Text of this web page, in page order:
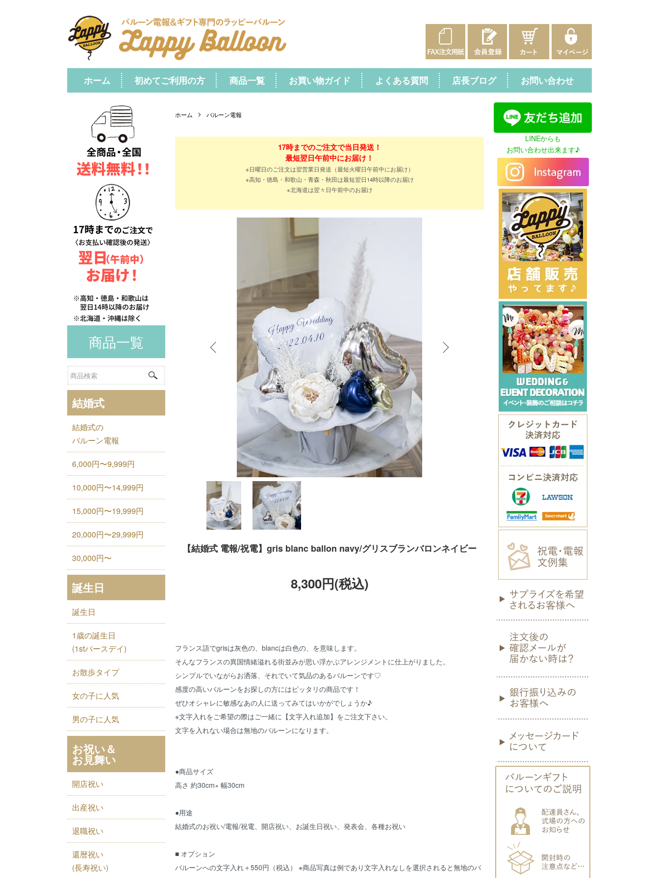
ホーム 初めてご利用の方 商品一覧 お買い物ガイド よくある質問 店長ブログ お問い合わせ
商品一覧
結婚式
結婚式の
バルーン電報
6,000円〜9,999円
10,000円〜14,999円
15,000円〜19,999円
20,000円〜29,999円
30,000円〜
誕生日
誕生日
1歳の誕生日
(1stバースデイ)
お散歩タイプ
女の子に人気
男の子に人気
お祝い＆
お見舞い
開店祝い
出産祝い
退職祝い
還暦祝い
(長寿祝い)
ホーム バルーン電報
17時までのご注文で当日発送！
最短翌日午前中にお届け！
※日曜日のご注文は翌営業日発送（最短火曜日午前中にお届け）
※高知・徳島・和歌山・青森・秋田は最短翌日14時以降のお届け
※北海道は翌々日午前中のお届け
【結婚式 電報/祝電】gris blanc ballon navy/グリスブランバロンネイビー
8,300円(税込)
フランス語でgrisは灰色の、blancは白色の、を意味します。
そんなフランスの異国情緒溢れる街並みが思い浮かぶアレンジメントに仕上がりました。
シンプルでいながらお洒落、それでいて気品のあるバルーンです♡
感度の高いバルーンをお探しの方にはピッタリの商品です！
ぜひオシャレに敏感なあの人に送ってみてはいかがでしょうか♪
※文字入れをご希望の際はご一緒に【文字入れ追加】をご注文下さい。
文字を入れない場合は無地のバルーンになります。
●商品サイズ
高さ 約30cm× 幅30cm
●用途
結婚式のお祝い/電報/祝電、開店祝い、お誕生日祝い、発表会、各種お祝い
■ オプション
バルーンへの文字入れ＋550円（税込） ※商品写真は例であり文字入れなしを選択されると無地のバ
LINEからも
お問い合わせ出来ます♪